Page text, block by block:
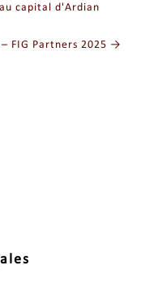
capital d'Ardian
FIG Partners 2025 →